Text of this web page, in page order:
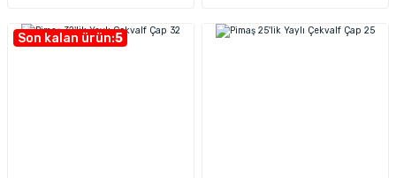
Son kalan ürün:5